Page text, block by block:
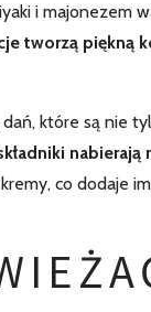
i majonezem
tworzą piękną
które są nie
nabierają
co dodaje